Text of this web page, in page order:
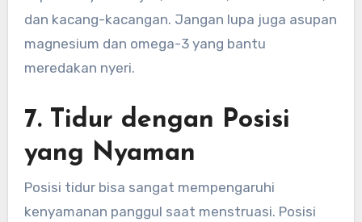
dan kacang-kacangan. Jangan lupa juga asupan
magnesium dan omega-3 yang bantu
meredakan nyeri.
7. Tidur dengan Posisi
yang Nyaman
Posisi tidur bisa sangat mempengaruhi
kenyamanan panggul saat menstruasi. Posisi